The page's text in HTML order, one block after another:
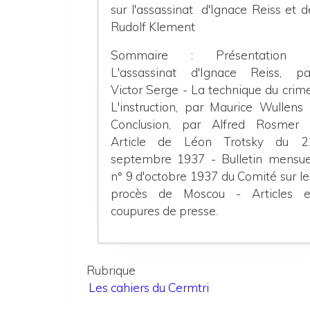
sur l'assassinat d'Ignace Reiss et
Rudolf Klement
Sommaire : Présentation
L'assassinat d'Ignace Reiss,
Victor Serge - La technique du
L'instruction, par Maurice Wullens
Conclusion, par Alfred Rosmer
Article de Léon Trotsky du
septembre 1937 - Bulletin
n° 9 d'octobre 1937 du Comité sur
procès de Moscou - Articles
coupures de presse.
Rubrique
Les cahiers du Cermtri